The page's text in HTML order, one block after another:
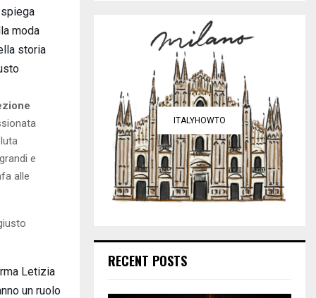
moda
storia
e
alle
Letizia
un ruolo
ITALYHOWTO
RECENT POSTS